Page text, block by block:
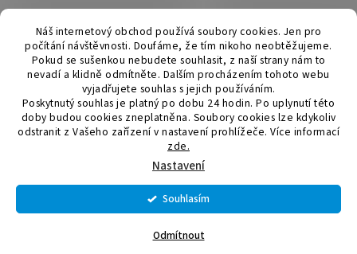
Náš internetový obchod používá soubory cookies. Jen pro
počítání návštěvnosti. Doufáme, že tím nikoho neobtěžujeme.
Pokud se sušenkou nebudete souhlasit, z naší strany nám to
nevadí a klidně odmítněte. Dalším procházením tohoto webu
vyjadřujete souhlas s jejich používáním.
Poskytnutý souhlas je platný po dobu 24 hodin. Po uplynutí této
doby budou cookies zneplatněna. Soubory cookies lze kdykoliv
odstranit z Vašeho zařízení v nastavení prohlížeče. Více informací
zde.
Nastavení
Odmítnout
Souhlasím
VÁŽENÍ ZÁKAZNÍCI, OBJEDNÁVKY PŘIJATÉ OD 6.8 - 7.8.2026
POCHOPENÍ
Vytvořil Shoptet
Copyright 2026Elektromateriál a svítidla. Všechna práva
Upravit nastavení cookies